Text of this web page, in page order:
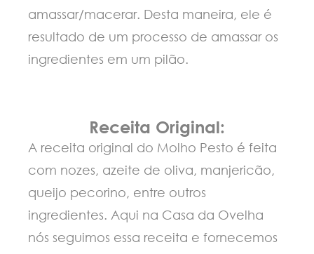
amassar/macerar. Desta maneira, ele é
resultado de um processo de amassar os
ingredientes em um pilão.
Receita Original:
A receita original do Molho Pesto é feita
com nozes, azeite de oliva, manjericão,
queijo pecorino, entre outros
ingredientes. Aqui na Casa da Ovelha
nós seguimos essa receita e fornecemos